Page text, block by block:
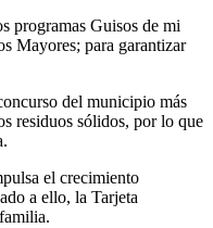
Guisos de mi
Mayores; para garantizar
del municipio más
residuos sólidos, por lo que
el crecimiento
a ello, la Tarjeta